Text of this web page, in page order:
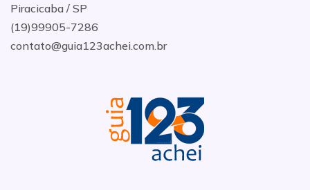
Piracicaba / SP
(19)99905-7286
contato@guia123achei.com.br